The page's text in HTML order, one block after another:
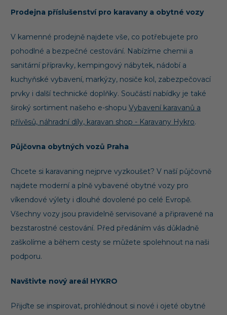
Prodejna příslušenství pro karavany a obytné vozy
V kamenné prodejně najdete vše, co potřebujete pro
pohodlné a bezpečné cestování. Nabízíme chemii a
sanitární přípravky, kempingový nábytek, nádobí a
kuchyňské vybavení, markýzy, nosiče kol, zabezpečovací
prvky i další technické doplňky. Součástí nabídky je také
široký sortiment našeho e-shopu Vybavení karavanů a
přívěsů, náhradní díly, karavan shop - Karavany Hykro.
Půjčovna obytných vozů Praha
Chcete si karavaning nejprve vyzkoušet? V naší půjčovně
najdete moderní a plně vybavené obytné vozy pro
víkendové výlety i dlouhé dovolené po celé Evropě.
Všechny vozy jsou pravidelně servisované a připravené na
bezstarostné cestování. Před předáním vás důkladně
zaškolíme a během cesty se můžete spolehnout na naši
podporu.
Navštivte nový areál HYKRO
Přijďte se inspirovat, prohlédnout si nové i ojeté obytné